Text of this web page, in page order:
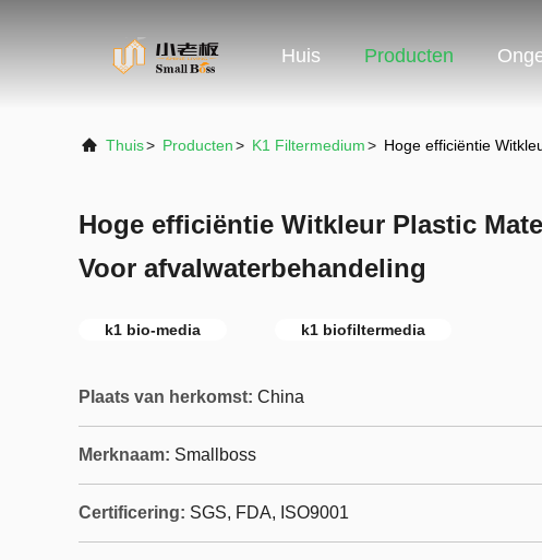
Huis Producten
Thuis> Producten> K1 Filtermedium> Hoge efficiëntie
Hoge efficiëntie Witkleur Plastic
Voor afvalwaterbehandeling
k1 bio-media k1 biofiltermedia
Plaats van herkomst: China
Merknaam: Smallboss
Certificering: SGS, FDA, ISO9001